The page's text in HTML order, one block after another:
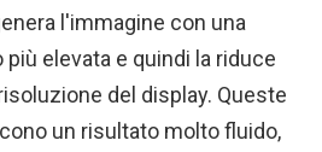
l'immagine con una
elevata e quindi la riduce
del display. Queste
un risultato molto fluido,